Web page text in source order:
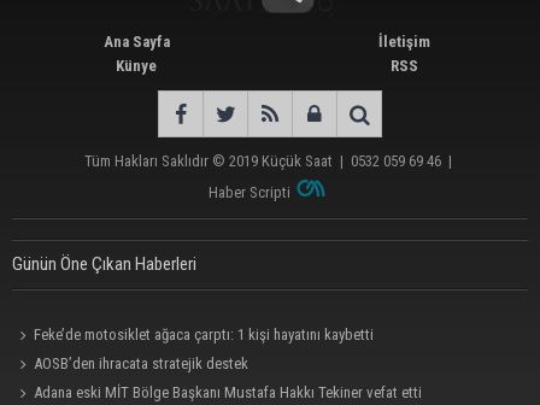
Ana Sayfa
Künye
İletişim
RSS
Tüm Hakları Saklıdır © 2019 Küçük Saat | 0532 059 69 46 |
Haber Scripti
Günün Öne Çıkan Haberleri
Feke’de motosiklet ağaca çarptı: 1 kişi hayatını kaybetti
AOSB’den ihracata stratejik destek
Adana eski MİT Bölge Başkanı Mustafa Hakkı Tekiner vefat etti